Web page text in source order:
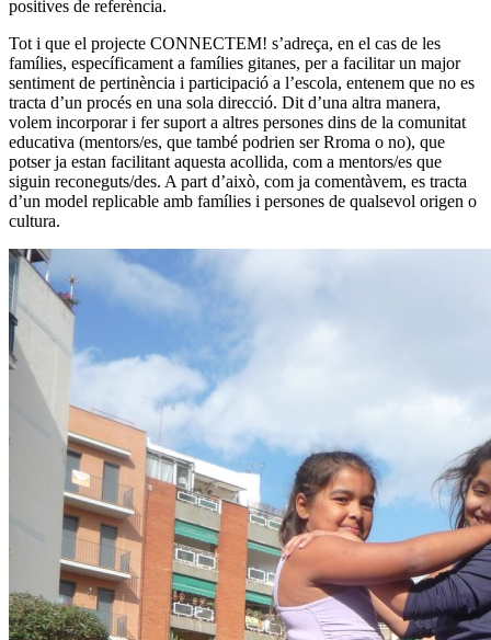
positives de referència.
Tot i que el projecte CONNECTEM! s’adreça, en el cas de les
famílies, específicament a famílies gitanes, per a facilitar un major
sentiment de pertinència i participació a l’escola, entenem que no es
tracta d’un procés en una sola direcció. Dit d’una altra manera,
volem incorporar i fer suport a altres persones dins de la comunitat
educativa (mentors/es, que també podrien ser Rroma o no), que
potser ja estan facilitant aquesta acollida, com a mentors/es que
siguin reconeguts/des. A part d’això, com ja comentàvem, es tracta
d’un model replicable amb famílies i persones de qualsevol origen o
cultura.